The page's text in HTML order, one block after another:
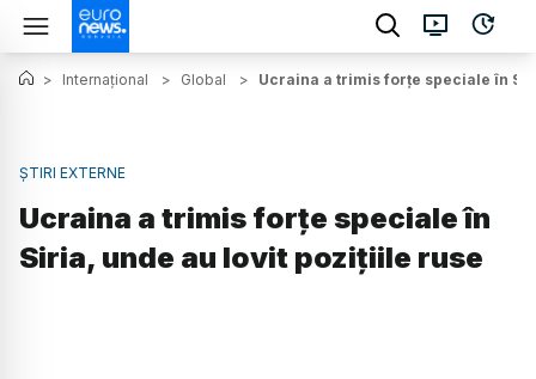
> Internațional > Global > Ucraina a trimis forțe speciale în
ȘTIRI EXTERNE
Ucraina a trimis forțe speciale în
Siria, unde au lovit pozițiile ruse